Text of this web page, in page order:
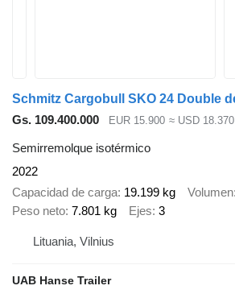
Gs. 109.400.000 EUR 15.900 ≈ USD 18.370
Semirremolque isotérmico
2022
Capacidad de carga 19.199 kg Volumen
Peso neto 7.801 kg Ejes 3
Lituania, Vilnius
UAB Hanse Trailer